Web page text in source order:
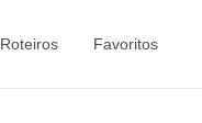
Roteiros Favoritos